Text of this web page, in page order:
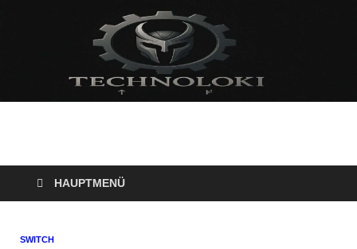
Technoloki: Gaming
und Entertainment
News
Blockbuster, Indie-Perlen und Retro-Klassiker.
HAUPTMENÜ
SWITCH